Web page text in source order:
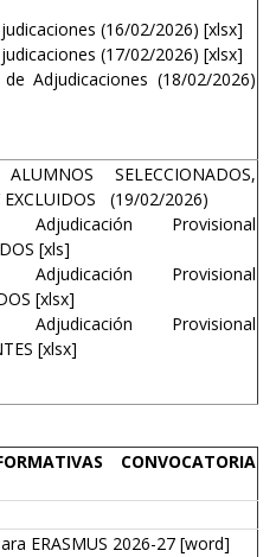
(16/02/2026) [xlsx]
(17/02/2026) [xlsx]
Adjudicaciones (18/02/2026)
SELECCIONADOS,
EXCLUIDOS (19/02/2026)
Adjudicación Provisional
[xls]
Adjudicación Provisional
[xlsx]
Adjudicación Provisional
[xlsx]
CONVOCATORIA
ERASMUS 2026-27 [word]